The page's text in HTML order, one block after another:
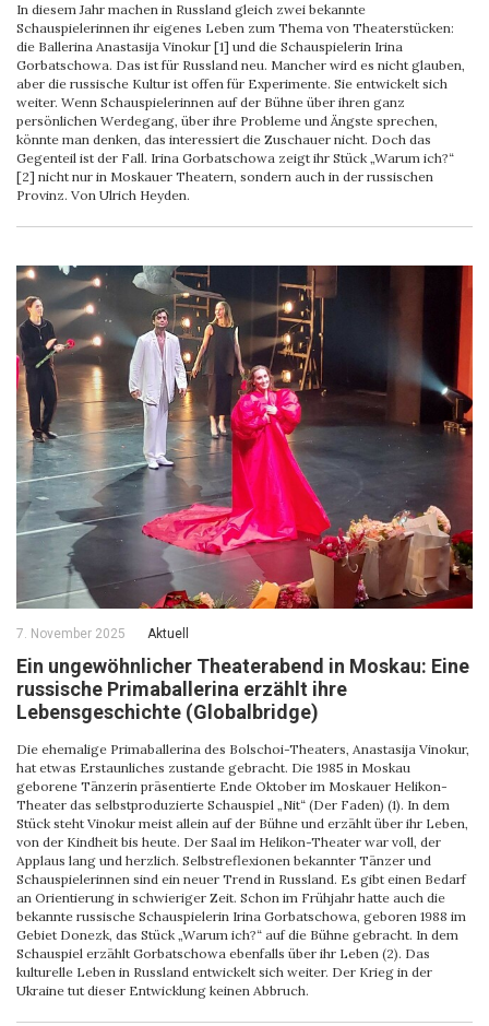
In diesem Jahr machen in Russland gleich zwei bekannte
Schauspielerinnen ihr eigenes Leben zum Thema von Theaterstücken:
die Ballerina Anastasija Vinokur [1] und die Schauspielerin Irina
Gorbatschowa. Das ist für Russland neu. Mancher wird es nicht glauben,
aber die russische Kultur ist offen für Experimente. Sie entwickelt sich
weiter. Wenn Schauspielerinnen auf der Bühne über ihren ganz
persönlichen Werdegang, über ihre Probleme und Ängste sprechen,
könnte man denken, das interessiert die Zuschauer nicht. Doch das
Gegenteil ist der Fall. Irina Gorbatschowa zeigt ihr Stück „Warum ich?“
[2] nicht nur in Moskauer Theatern, sondern auch in der russischen
Provinz. Von Ulrich Heyden.
7. November 2025 Aktuell
Ein ungewöhnlicher Theaterabend in Moskau: Eine
russische Primaballerina erzählt ihre
Lebensgeschichte (Globalbridge)
Die ehemalige Primaballerina des Bolschoi-Theaters, Anastasija Vinokur,
hat etwas Erstaunliches zustande gebracht. Die 1985 in Moskau
geborene Tänzerin präsentierte Ende Oktober im Moskauer Helikon-
Theater das selbstproduzierte Schauspiel „Nit“ (Der Faden) (1). In dem
Stück steht Vinokur meist allein auf der Bühne und erzählt über ihr Leben,
von der Kindheit bis heute. Der Saal im Helikon-Theater war voll, der
Applaus lang und herzlich. Selbstreflexionen bekannter Tänzer und
Schauspielerinnen sind ein neuer Trend in Russland. Es gibt einen Bedarf
an Orientierung in schwieriger Zeit. Schon im Frühjahr hatte auch die
bekannte russische Schauspielerin Irina Gorbatschowa, geboren 1988 im
Gebiet Donezk, das Stück „Warum ich?“ auf die Bühne gebracht. In dem
Schauspiel erzählt Gorbatschowa ebenfalls über ihr Leben (2). Das
kulturelle Leben in Russland entwickelt sich weiter. Der Krieg in der
Ukraine tut dieser Entwicklung keinen Abbruch.